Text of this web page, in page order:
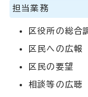
担当業務
区役所の総合
区民への広報
区民の要望
相談等の広聴